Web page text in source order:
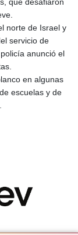
norte de Israel y
servicio de
anunció el
en algunas
escuelas y de